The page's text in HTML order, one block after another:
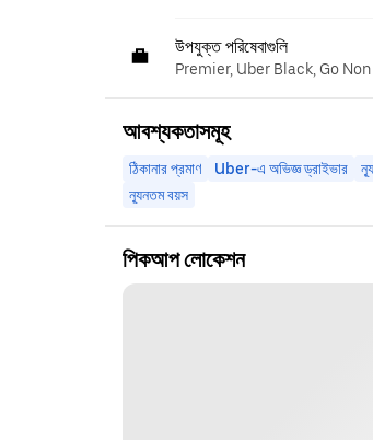
উপযুক্ত পরিষেবাগুলি
Premier, Uber Black, Go
আবশ্যকতাসমূহ
ঠিকানার প্রমাণ Uber-এ অভিজ্ঞ ড্রাইভার
ন্যূনতম বয়স
পিকআপ লোকেশন